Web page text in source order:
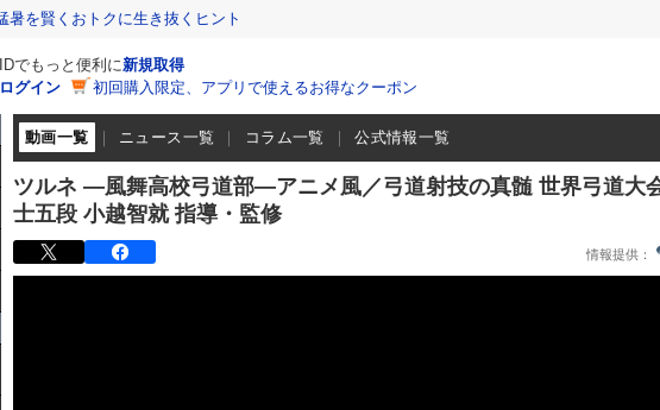
を賢くおトクに生き抜くヒント
IDでもっと便利に新規取得
ログイン
初回購入限定、アプリで使えるお得なクーポン
動画一覧 ニュース一覧 コラム一覧 公式情報一覧
ツルネ ―風舞高校弓道部―アニメ風／弓道射技の真髄 世界弓道大
士五段 小越智就 指導・監修